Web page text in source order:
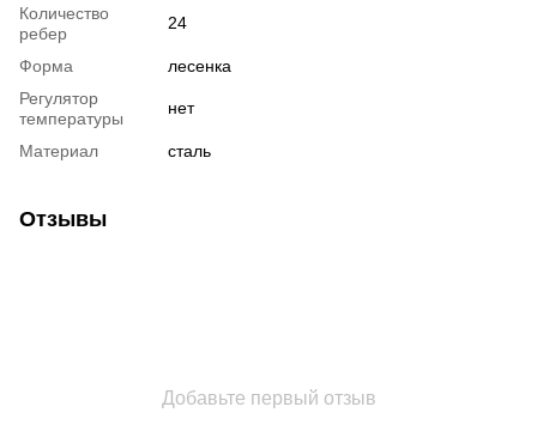
Количество
ребер
24
Форма
лесенка
Регулятор
температуры
нет
Материал сталь
Отзывы
Добавьте первый отзыв